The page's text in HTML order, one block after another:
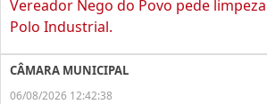
Vereador Nego do Povo pede
Polo Industrial.
CÂMARA MUNICIPAL
06/08/2026 12:42:38